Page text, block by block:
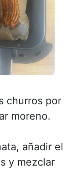
churros por
moreno.
añadir el
y mezclar